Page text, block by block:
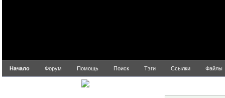
Начало Форум Помощь Поиск Тэги Ссылки Файлы